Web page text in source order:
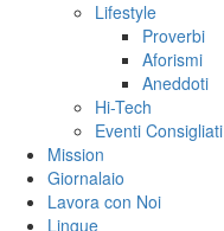
Lifestyle
Proverbi
Aforismi
Aneddoti
Hi-Tech
Eventi Consigliati
Mission
Giornalaio
Lavora con Noi
Lingue